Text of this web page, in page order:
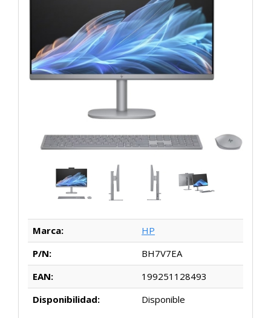
Marca:
HP
P/N:
BH7V7EA
EAN:
199251128493
Disponibilidad:
Disponible